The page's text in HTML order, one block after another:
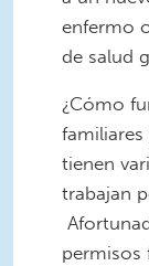
enfermo
de salud
¿Cómo
tienen
trabajan
permisos